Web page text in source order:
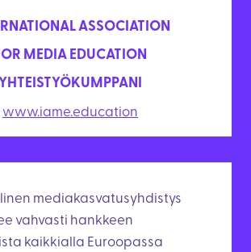
ASSOCIATION
MEDIA EDUCATION
YHTEISTYÖKUMPPANI
www.iame.education
mediakasvatusyhdistys
vahvasti hankkeen
kaikkialla Euroopassa